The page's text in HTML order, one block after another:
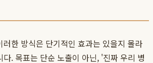
한 방식은 단기적인 효과는 있을지 몰라
다. 목표는 단순 노출이 아닌, '진짜 우리 병